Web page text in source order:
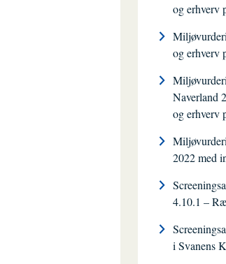
og erhverv
og erhverv
Naverland
og erhverv
2022 med
4.10.1 –
i Svanens